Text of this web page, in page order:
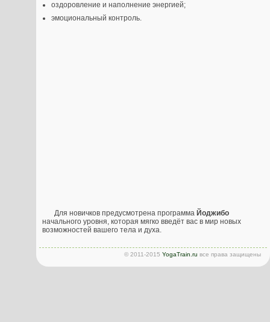
оздоровление и наполнение энергией;
эмоциональный контроль.
Для новичков предусмотрена программа Йоджибо
начального уровня, которая мягко введёт вас в мир новых
возможностей вашего тела и духа.
© 2011-2015 YogaTrain.ru все права защищены